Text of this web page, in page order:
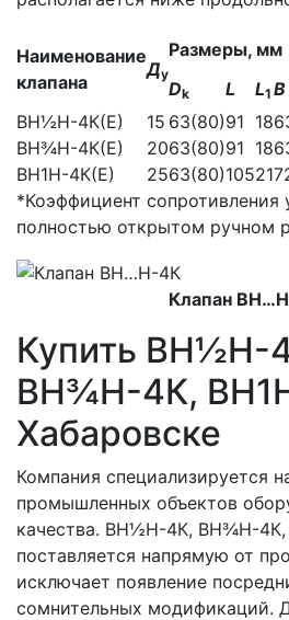
Наименование
клапана
Ду
Размеры, мм
Dk L L1 В
ВН½Н-4К(Е)
15 63(80)91 18
ВН¾Н-4К(Е)
2063(80)91 18
ВН1Н-4К(Е)
2563(80)10521
*Коэффициент сопротивления
полностью открытом ручном
Клапан
Купить ВН½Н-
ВН¾Н-4К,
Хабаровске
Компания специализируется
промышленных объектов
качества. ВН½Н-4К, ВН¾Н-
поставляется напрямую от
исключает появление
сомнительных модификаций.